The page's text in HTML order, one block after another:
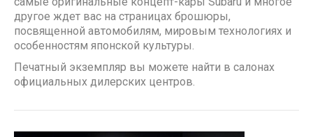
другое ждет вас на страницах брошюры,
посвященной автомобилям, мировым технологиях и
особенностям японской культуры.
Печатный экземпляр вы можете найти в салонах
официальных дилерских центров.